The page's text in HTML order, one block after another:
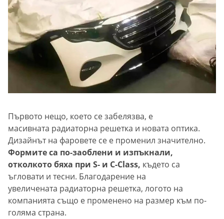
Първото нещо, което се забелязва, е
масивната радиаторна решетка и новата оптика.
Дизайнът на фаровете се е променил значително.
Формите са по-заоблени и изпъкнали,
отколкото бяха при S- и C-Class, където са
ъгловати и тесни. Благодарение на
увеличената радиаторна решетка, логото на
компанията също е променено на размер към по-
голяма страна.